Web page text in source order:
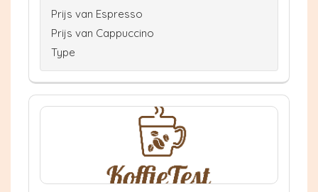
Prijs van Espresso
Prijs van Cappuccino
Type